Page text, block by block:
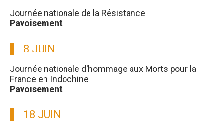
Journée nationale de la Résistance
Pavoisement
8 JUIN
Journée nationale d'hommage aux Morts pour la
France en Indochine
Pavoisement
18 JUIN